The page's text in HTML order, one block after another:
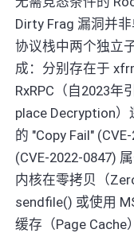
Dirty Frag 漏洞并
协议栈中两个独立
成：分别存在于
RxRPC（自2023年
place Decryption
的 "Copy Fail"
(CVE-2022-0847)
内核在零拷贝（
sendfile() 或使用
缓存（Page Cache